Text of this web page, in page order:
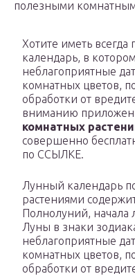
полезными
Хотите иметь
календарь, в
неблагоприятные
комнатных цветов,
обработки от
вниманию
комнатных
совершенно
по ССЫЛКЕ.
Лунный календарь
растениями
Полнолуний, начала
Луны в знаки
неблагоприятные
комнатных цветов,
обработки от